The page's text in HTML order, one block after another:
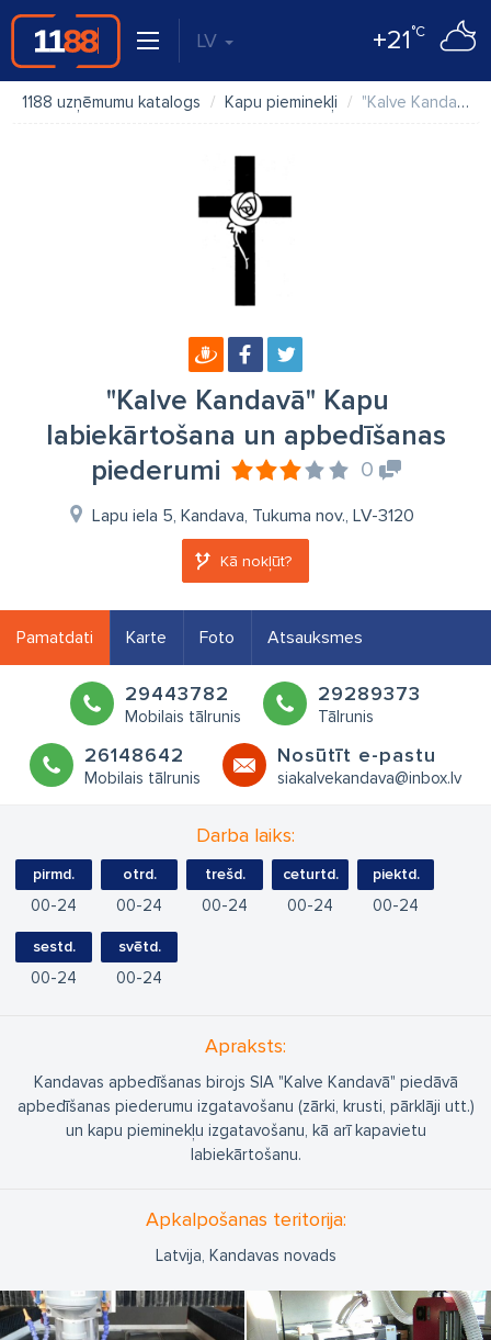
LV +21°C
1188 uzņēmumu katalogs Kapu pieminekļi "Kalve Kandavā" Kapu labiekārtošana un apbedīšanas piederumi
"Kalve Kandavā" Kapu
labiekārtošana un apbedīšanas
piederumi
0
Lapu iela 5, Kandava, Tukuma nov., LV-3120
Kā nokļūt?
Pamatdati Karte Foto Atsauksmes
29443782
Mobilais tālrunis
29289373
Tālrunis
26148642
Mobilais tālrunis
Nosūtīt e-pastu
siakalvekandava@inbox.lv
Darba laiks:
pirmd.
00 24
otrd.
00 24
trešd.
00 24
ceturtd.
00 24
piektd.
00 24
sestd.
00 24
svētd.
00 24
Apraksts:
Kandavas apbedīšanas birojs SIA "Kalve Kandavā" piedāvā
apbedīšanas piederumu izgatavošanu (zārki, krusti, pārklāji utt.)
un kapu pieminekļu izgatavošanu, kā arī kapavietu
labiekārtošanu.
Apkalpošanas teritorija:
Latvija, Kandavas novads